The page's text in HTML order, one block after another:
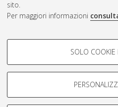
sito.
Per maggiori informazioni
COOKIE DI PROFILAZIONE
Si tratta di cookie utilizzati per
navigazione degli utenti, creare
Mostra cookie di profilazione
SOLO COOKIE
AMS Laurea
Impostazioni Cookie
Informativa sulla privacy
Condizioni d’uso del sito